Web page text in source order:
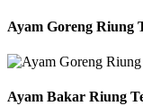
Ayam Goreng Riung
Ayam Bakar Riung